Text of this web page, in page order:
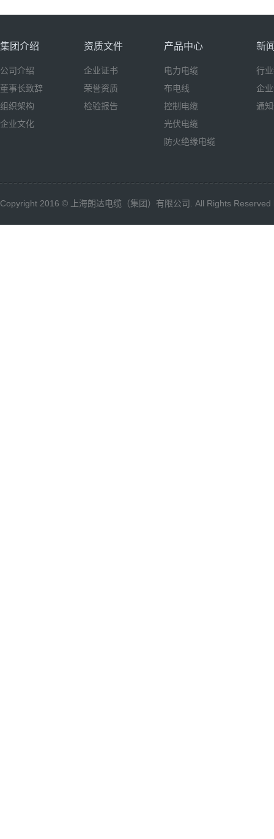
集团介绍
公司介绍
董事长致辞
组织架构
企业文化
资质文件
企业证书
荣誉资质
检验报告
产品中心
电力电缆
布电线
控制电缆
光伏电缆
防火绝缘电缆
新
行
企
通
Copyright 2016 © 上海朗达电缆（集团）有限公司. All Rights